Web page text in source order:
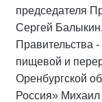
председателя
Сергей
Правительства -
пищевой и
Оренбургской
Россия»